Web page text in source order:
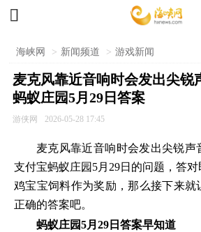

海峡网 > 新闻频道 > 游戏新闻
麦克风靠近音响时会发出尖锐
蚂蚁庄园5月29日答案
游侠网 2026-05-28 17:45
麦克风靠近音响时会发出尖锐声
支付宝蚂蚁庄园5月29日的问题，答
鸡宝宝饲料作为奖励，那么接下来就
正确的答案吧。
蚂蚁庄园5月29日答案早知道